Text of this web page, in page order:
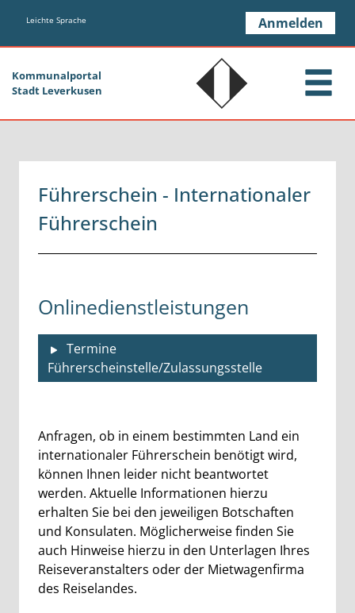
Zum Hauptinhalt springen
Leichte Sprache Anmelden
Kommunalportal
Stadt Leverkusen
Führerschein - Internationaler
Führerschein
Onlinedienstleistungen
Termine
Führerscheinstelle/Zulassungsstelle
Beschreibung
Anfragen, ob in einem bestimmten Land ein
internationaler Führerschein benötigt wird,
können Ihnen leider nicht beantwortet
werden. Aktuelle Informationen hierzu
erhalten Sie bei den jeweiligen Botschaften
und Konsulaten. Möglicherweise finden Sie
auch Hinweise hierzu in den Unterlagen Ihres
Reiseveranstalters oder der Mietwagenfirma
des Reiselandes.